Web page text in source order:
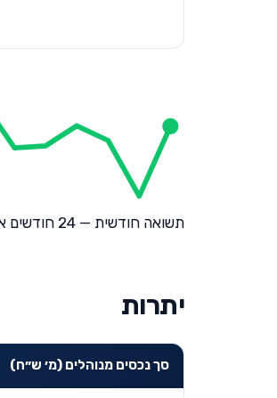
תשואה חודשית — 24 חודשים אחרונים
יתרות
סך נכסים מנוהלים (מ׳ ש״ח)